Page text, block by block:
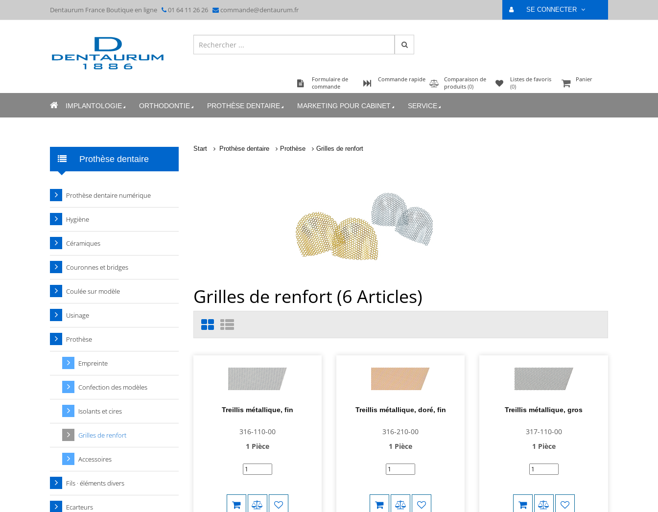
Dentaurum France Boutique en ligne 01 64 11 26 26 commande@dentaurum.fr SE CONNECTER
Panier
Listes de favoris
(0)
Comparaison de
produits (0)
Commande rapide
Formulaire de
commande
IMPLANTOLOGIE ORTHODONTIE PROTHÈSE DENTAIRE MARKETING POUR CABINET SERVICE
Start Prothèse dentaire Prothèse Grilles de renfort
Grilles de renfort (6 Articles)
Treillis métallique, fin
316-110-00
1 Pièce
Treillis métallique, doré, fin
316-210-00
1 Pièce
Treillis métallique, gros
317-110-00
1 Pièce
Prothèse dentaire
Prothèse dentaire numérique
Hygiène
Céramiques
Couronnes et bridges
Coulée sur modèle
Usinage
Prothèse
Empreinte
Confection des modèles
Isolants et cires
Grilles de renfort
Accessoires
Fils · éléments divers
Ecarteurs